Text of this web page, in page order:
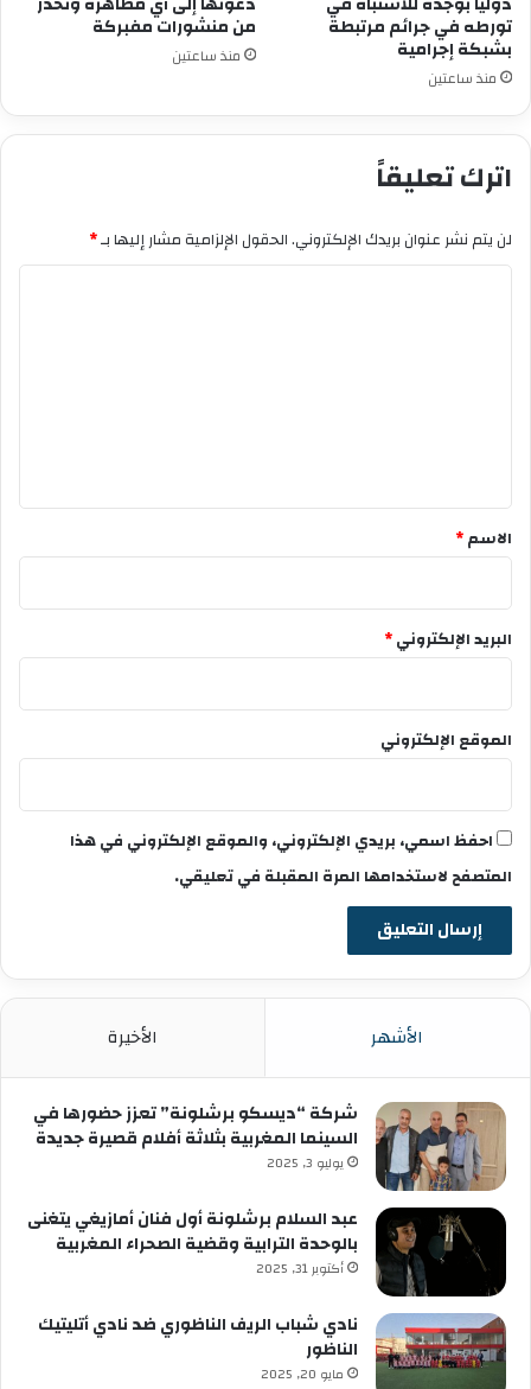
تورطه في جرائم مرتبطة
بشبكة إجرامية
منذ ساعتين
من منشورات مفبركة
منذ ساعتين
اترك تعليقاً
لن يتم نشر عنوان بريدك الإلكتروني.الحقول الإلزامية مشار إليها بـ*
*
الاسم*
البريد الإلكتروني*
الموقع الإلكتروني
احفظ اسمي، بريدي الإلكتروني، والموقع الإلكتروني في هذا
المتصفح لاستخدامها المرة المقبلة في تعليقي.
الأشهر الأخيرة
شركة “ديسكو برشلونة” تعزز حضورها في
السينما المغربية بثلاثة أفلام قصيرة جديدة
يوليو 3, 2025
عبد السلام برشلونة أول فنان أمازيغي يتغنى
بالوحدة الترابية وقضية الصحراء المغربية
أكتوبر 31, 2025
نادي شباب الريف الناظوري ضد نادي أتليتيك
الناظور
مايو 20, 2025